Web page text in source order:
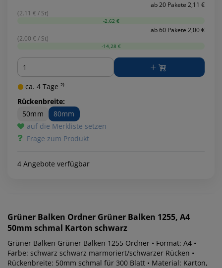
ab 20 Pakete 2,11 €
(2.11 € / St)
-2,62 €
ab 60 Pakete 2,00 €
(2.00 € / St)
-14,28 €
Menge
ca. 4 Tage ²⁾
Rückenbreite:
50mm
80mm
auf die Merkliste setzen
Frage zum Produkt
4 Angebote verfügbar
Grüner Balken Ordner Grüner Balken 1255, A4
50mm schmal Karton schwarz
Grüner Balken Grüner Balken 1255 Ordner • Format: A4 •
Farbe: schwarz schwarz marmoriert/schwarzer Rücken •
Rückenbreite: 50mm schmal für 300 Blatt • Material: Karton,